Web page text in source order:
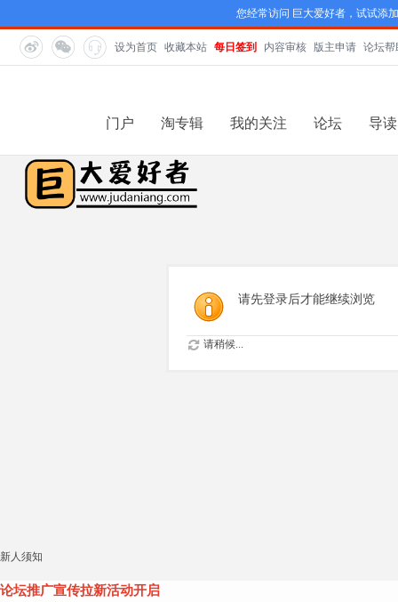
您经常访问 巨大爱好者，试试添
设为首页 收藏本站 每日签到 内容审核 版主申请 论坛帮
门户 淘专辑 我的关注 论坛 导读
请先登录后才能继续浏览
请稍候...
新人须知
论坛推广宣传拉新活动开启